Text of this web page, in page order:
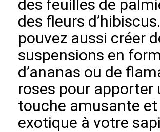
des feuilles de
des fleurs
pouvez aussi créer
suspensions en
d’ananas ou de
roses pour apporter
touche amusante et
exotique à votre